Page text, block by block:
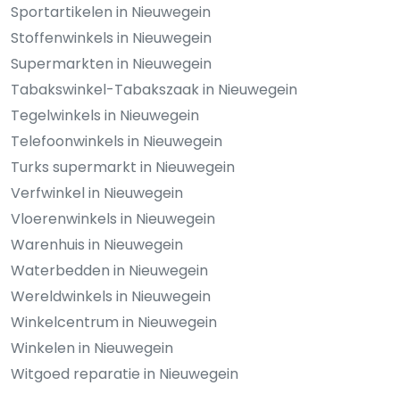
Sportartikelen in Nieuwegein
Stoffenwinkels in Nieuwegein
Supermarkten in Nieuwegein
Tabakswinkel-Tabakszaak in Nieuwegein
Tegelwinkels in Nieuwegein
Telefoonwinkels in Nieuwegein
Turks supermarkt in Nieuwegein
Verfwinkel in Nieuwegein
Vloerenwinkels in Nieuwegein
Warenhuis in Nieuwegein
Waterbedden in Nieuwegein
Wereldwinkels in Nieuwegein
Winkelcentrum in Nieuwegein
Winkelen in Nieuwegein
Witgoed reparatie in Nieuwegein